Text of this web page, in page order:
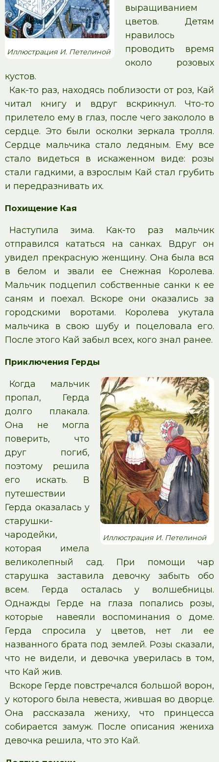
Иллюстрация И. Петелиной
выращиванием
цветов. Детям
нравилось
проводить время
около розовых
кустов.
Как-то раз, находясь поблизости от роз, Кай
читал книгу и вдруг вскрикнул. Что-то
прилетело ему в глаз, после чего закололо в
сердце. Это были осколки зеркала тролля.
Сердце мальчика стало ледяным. Ему все
стало видеться в искаженном виде: розы
стали гадкими, а взрослым Кай стал грубить
и передразнивать их.
Похищение Кая
Наступила зима. Как-то раз мальчик
отправился кататься на санках. Вдруг он
увидел прекрасную женщину. Она была вся
в белом и звали ее Снежная Королева.
Мальчик подцепил собственные санки к ее
саням и поехал. Вскоре они оказались за
городскими воротами. Королева укутала
мальчика в свою шубу и поцеловала его.
После этого Кай забыл всех, кого знал ранее.
Приключения Герды
Иллюстрация И. Петелиной
Когда мальчик
пропал, Герда
долго плакала.
Она не могла
поверить, что
друг погиб,
поэтому решила
его искать. В
путешествии
Герда оказалась у
старушки-
чародейки,
которая имела
великолепный сад. При помощи чар
старушка заставила девочку забыть обо
всем. Герда осталась у волшебницы.
Однажды Герде на глаза попались розы,
которые навеяли воспоминания о доме.
Герда спросила у цветов, нет ли ее
названного брата под землей. Розы сказали,
что не видели, и девочка уверилась в том,
что Кай жив.
Вскоре Герде повстречался большой ворон,
у которого была невеста, жившая во дворце.
Она рассказала жениху, что принцесса
собирается замуж. После описания жениха
девочка решила, что это Кай.